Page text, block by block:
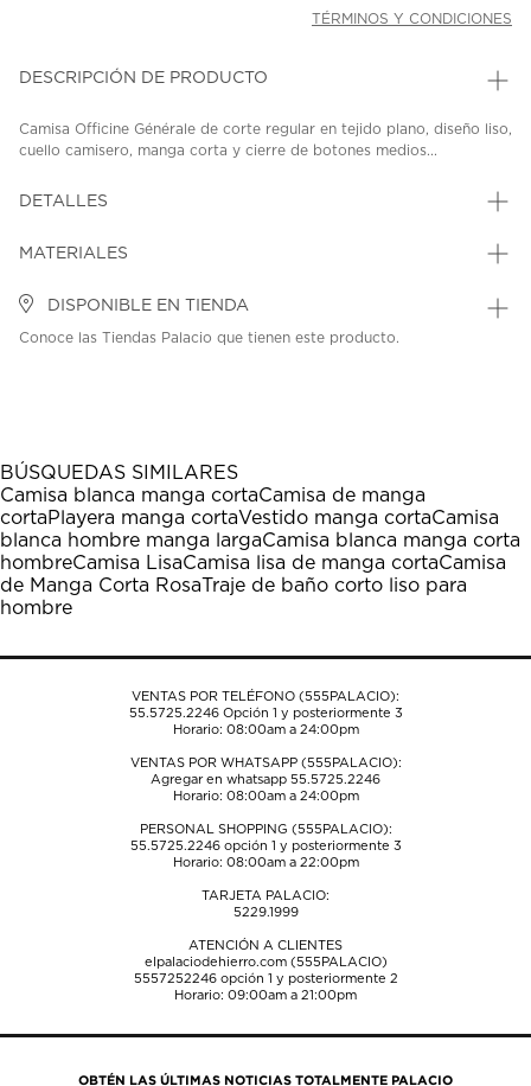
TÉRMINOS Y CONDICIONES
DESCRIPCIÓN DE PRODUCTO
Camisa Officine Générale de corte regular en tejido plano, diseño liso,
cuello camisero, manga corta y cierre de botones medios...
DETALLES
MATERIALES
DISPONIBLE EN TIENDA
Conoce las Tiendas Palacio que tienen este producto.
BÚSQUEDAS SIMILARES
Camisa blanca manga cortaCamisa de manga
cortaPlayera manga cortaVestido manga cortaCamisa
blanca hombre manga largaCamisa blanca manga corta
hombreCamisa LisaCamisa lisa de manga cortaCamisa
de Manga Corta RosaTraje de baño corto liso para
hombre
VENTAS POR TELÉFONO (555PALACIO):
55.5725.2246Opción 1 y posteriormente 3
Horario: 08:00am a 24:00pm
VENTAS POR WHATSAPP (555PALACIO):
Agregar en whatsapp 55.5725.2246
Horario: 08:00am a 24:00pm
PERSONAL SHOPPING (555PALACIO):
55.5725.2246opción 1 y posteriormente 3
Horario: 08:00am a 22:00pm
TARJETA PALACIO:
5229.1999
ATENCIÓN A CLIENTES
elpalaciodehierro.com (555PALACIO)
5557252246opción 1 y posteriormente 2
Horario: 09:00am a 21:00pm
OBTÉN LAS ÚLTIMAS NOTICIAS TOTALMENTE PALACIO